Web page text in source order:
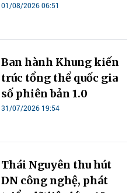
01/08/2026 06:51
Ban hành Khung kiến
trúc tổng thể quốc gia
số phiên bản 1.0
31/07/2026 19:54
Thái Nguyên thu hút
DN công nghệ, phát